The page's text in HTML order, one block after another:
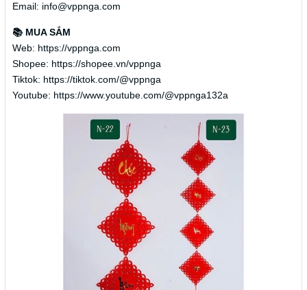
Email: info@vppnga.com
📚 MUA SẮM
Web: https://vppnga.com
Shopee: https://shopee.vn/vppnga
Tiktok: https://tiktok.com/@vppnga
Youtube: https://www.youtube.com/@vppnga132a